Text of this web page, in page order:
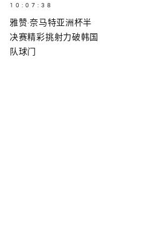
10:07:38
雅赞·奈马特亚洲杯半
决赛精彩挑射力破韩国
队球门